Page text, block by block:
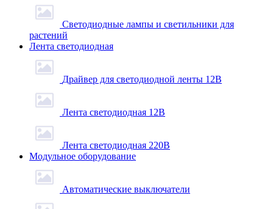
Светодиодные лампы и светильники для
растений
Лента светодиодная
Драйвер для светодиодной ленты 12В
Лента светодиодная 12В
Лента светодиодная 220В
Модульное оборудование
Автоматические выключатели